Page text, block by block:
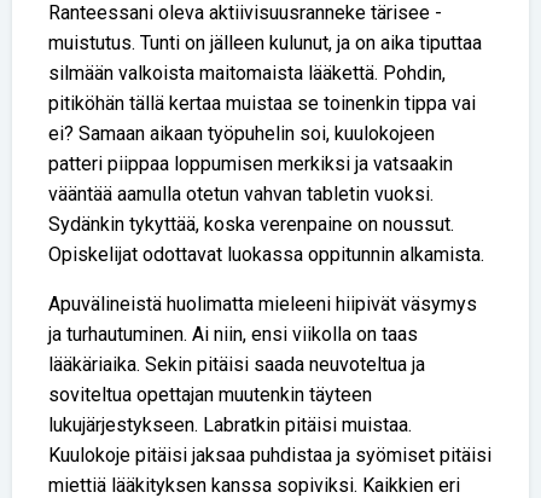
Ranteessani oleva aktiivisuusranneke tärisee -
muistutus. Tunti on jälleen kulunut, ja on aika tiputtaa
silmään valkoista maitomaista lääkettä. Pohdin,
pitiköhän tällä kertaa muistaa se toinenkin tippa vai
ei? Samaan aikaan työpuhelin soi, kuulokojeen
patteri piippaa loppumisen merkiksi ja vatsaakin
vääntää aamulla otetun vahvan tabletin vuoksi.
Sydänkin tykyttää, koska verenpaine on noussut.
Opiskelijat odottavat luokassa oppitunnin alkamista.
Apuvälineistä huolimatta mieleeni hiipivät väsymys
ja turhautuminen. Ai niin, ensi viikolla on taas
lääkäriaika. Sekin pitäisi saada neuvoteltua ja
soviteltua opettajan muutenkin täyteen
lukujärjestykseen. Labratkin pitäisi muistaa.
Kuulokoje pitäisi jaksaa puhdistaa ja syömiset pitäisi
miettiä lääkityksen kanssa sopiviksi. Kaikkien eri